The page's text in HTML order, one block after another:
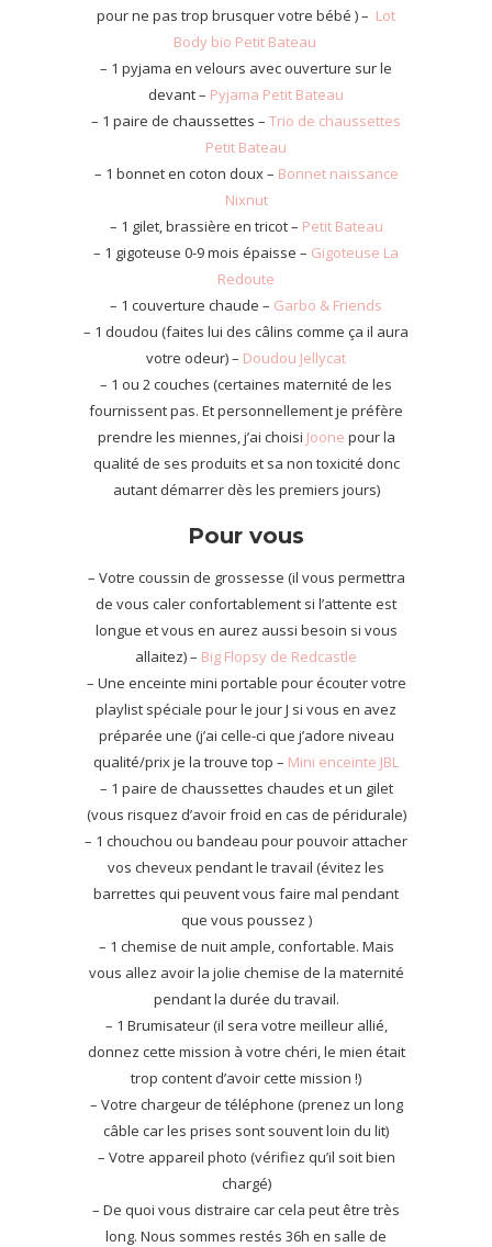
pour ne pas trop brusquer votre bébé ) – Lot
Body bio Petit Bateau
– 1 pyjama en velours avec ouverture sur le
devant – Pyjama Petit Bateau
– 1 paire de chaussettes – Trio de chaussettes
Petit Bateau
– 1 bonnet en coton doux – Bonnet naissance
Nixnut
– 1 gilet, brassière en tricot – Petit Bateau
– 1 gigoteuse 0-9 mois épaisse – Gigoteuse La
Redoute
– 1 couverture chaude – Garbo & Friends
– 1 doudou (faites lui des câlins comme ça il aura
votre odeur) – Doudou Jellycat
– 1 ou 2 couches (certaines maternité de les
fournissent pas. Et personnellement je préfère
prendre les miennes, j’ai choisi Joone pour la
qualité de ses produits et sa non toxicité donc
autant démarrer dès les premiers jours)
Pour vous
– Votre coussin de grossesse (il vous permettra
de vous caler confortablement si l’attente est
longue et vous en aurez aussi besoin si vous
allaitez) – Big Flopsy de Redcastle
– Une enceinte mini portable pour écouter votre
playlist spéciale pour le jour J si vous en avez
préparée une (j’ai celle-ci que j’adore niveau
qualité/prix je la trouve top – Mini enceinte JBL
– 1 paire de chaussettes chaudes et un gilet
(vous risquez d’avoir froid en cas de péridurale)
– 1 chouchou ou bandeau pour pouvoir attacher
vos cheveux pendant le travail (évitez les
barrettes qui peuvent vous faire mal pendant
que vous poussez )
– 1 chemise de nuit ample, confortable. Mais
vous allez avoir la jolie chemise de la maternité
pendant la durée du travail.
– 1 Brumisateur (il sera votre meilleur allié,
donnez cette mission à votre chéri, le mien était
trop content d’avoir cette mission !)
– Votre chargeur de téléphone (prenez un long
câble car les prises sont souvent loin du lit)
– Votre appareil photo (vérifiez qu’il soit bien
chargé)
– De quoi vous distraire car cela peut être très
long. Nous sommes restés 36h en salle de